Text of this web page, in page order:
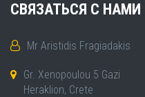
СВЯЗАТЬСЯ С НАМИ
Mr Aristidis Fragiadakis
Gr. Xenopoulou 5 Gazi
Heraklion, Crete